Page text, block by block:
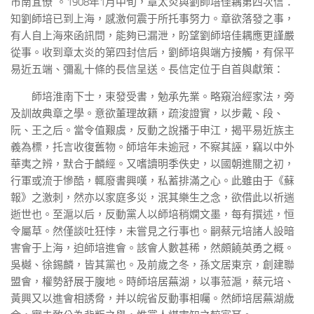
知劉師培已到上海，感激何震于所托事努力。章欲落發之事，
有人自上海來函訊問，能夠已漏泄，盼望劉師培佳耦應更謹嚴
從事。收到章太炎的第四封信后，劉師培與端方接觸，有保平
易近五端、彌亂十條的長信呈送。長信定位于自首與獻策：
師培淮南下士，束發受書，勉承先業。略窺治經家法，旁
及訓故典章之學。意欲董理故籍，疏浚證實，以步戴、段、
阮、王之后。當令值艱虞，反動之說播于申江，揭平易近族主
義為標，托言收復舊物。師培年未逾冠，不察其誣，竊以中外
華夷之辨，默合于麟經。又嗜讀明季佚史，以國朝進關之初，
行軍或流于慘酷，輒廢書興嘆，私蓄排滿之心。此雖由于《蘇
報》之激刺，然亦以家庭多災，泯其樂生之念，欲借此以祈遄
逝世也。至滬以后，反動黨人以師培稍嫻文墨，每有撰述，恒
令屬草。然僅談吐狂悖，未嘗見之行事也。嗣蔡元培諸人設暗
害會于上海，迫師培進會。該會人數甚稀，然頗饒英勇之概。
吳樾、徐錫麟，皆其黨也。及前歲之冬，孫文居東京，創建聯
盟會，權勢舒展于腹地。時師培居蕪湖，以事蒞滬，蔡元培、
黃興又以進會相誘脅，并以皖省反動事相囑。然師培居蕪湖歲